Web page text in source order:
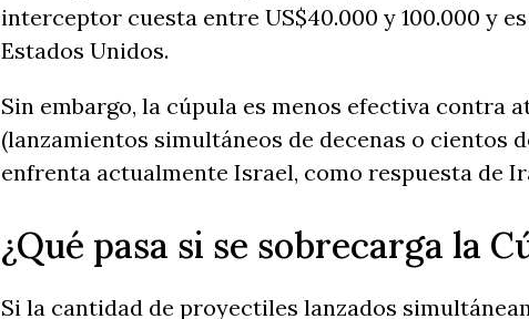
interceptor cuesta entre US$40.000 y 100.000 y
Estados Unidos.
Sin embargo, la cúpula es menos efectiva contra
(lanzamientos simultáneos de decenas o cientos
enfrenta actualmente Israel, como respuesta de
¿Qué pasa si se sobrecarga la
Si la cantidad de proyectiles lanzados